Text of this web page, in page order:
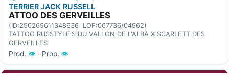
TERRIER JACK RUSSELL
ATTOO DES GERVEILLES
(ID:250269611348636 LOF:067736/04962)
TATTOO RUSSTYLE'S DU VALLON DE L'ALBA X SCARLETT DES
GERVEILLES
Prod. 👁 · Prop. 👁